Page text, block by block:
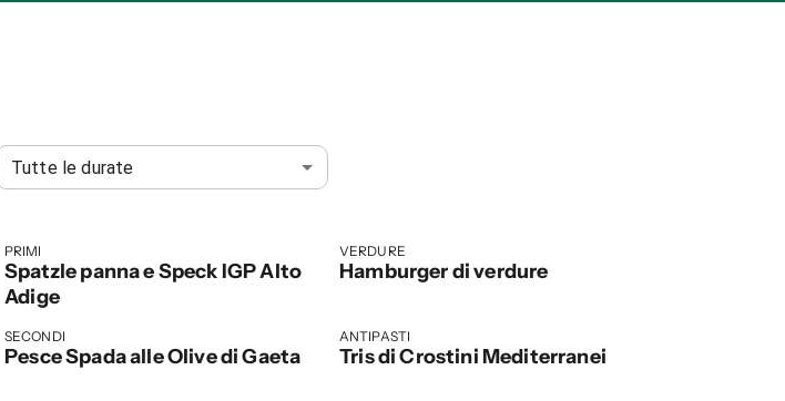
Tutte le durate
PRIMI
Spatzle panna e Speck IGP Alto
Adige
VERDURE
Hamburger di verdure
SECONDI
Pesce Spada alle Olive di Gaeta
ANTIPASTI
Tris di Crostini Mediterranei